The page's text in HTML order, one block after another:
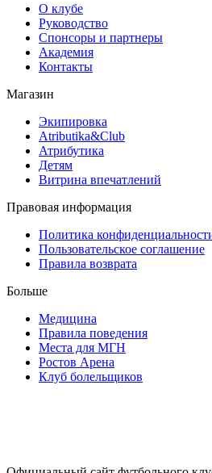
О клубе
Руководство
Спонсоры и партнеры
Академия
Контакты
Магазин
Экипировка
Atributika&Club
Атрибутика
Детям
Витрина впечатлений
Правовая информация
Политика
Пользовательское соглашение
Правила возврата
Больше
Медицина
Правила поведения
Места для МГН
Ростов Арена
Клуб болельщиков